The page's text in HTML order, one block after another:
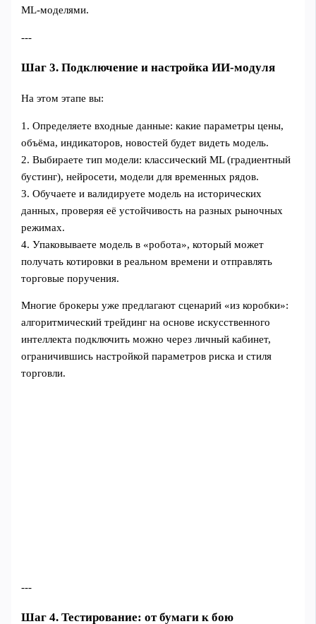
ML‑моделями.
---
Шаг 3. Подключение и настройка ИИ‑модуля
На этом этапе вы:
1. Определяете входные данные: какие параметры цены,
объёма, индикаторов, новостей будет видеть модель.
2. Выбираете тип модели: классический ML (градиентный
бустинг), нейросети, модели для временных рядов.
3. Обучаете и валидируете модель на исторических
данных, проверяя её устойчивость на разных рыночных
режимах.
4. Упаковываете модель в «робота», который может
получать котировки в реальном времени и отправлять
торговые поручения.
Многие брокеры уже предлагают сценарий «из коробки»:
алгоритмический трейдинг на основе искусственного
интеллекта подключить можно через личный кабинет,
ограничившись настройкой параметров риска и стиля
торговли.
---
Шаг 4. Тестирование: от бумаги к бою